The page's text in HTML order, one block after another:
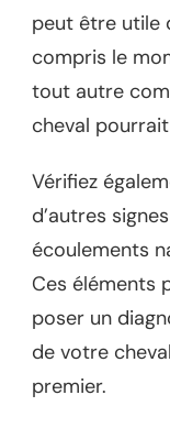
peut être utile
compris le
tout autre
cheval
Vérifiez
d’autres
écoulements
Ces éléments
poser un
de votre
premier.